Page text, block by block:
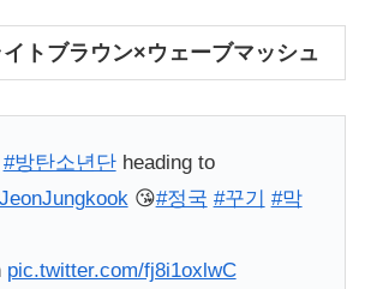
イトブラウン×ウェーブマッシュ
#방탄소년단heading to
😘#정국 #꾸기 #막
pic.twitter.com/fj8i1oxlwC